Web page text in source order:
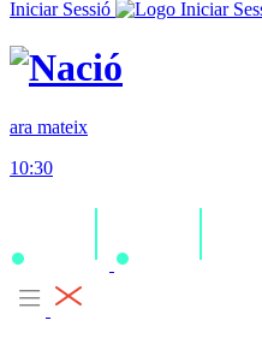
Iniciar Sessió
ara mateix
10:30